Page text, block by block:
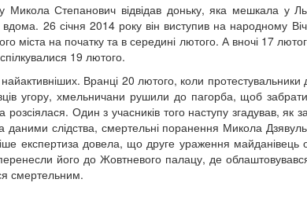
Степанович відвідав доньку, яка мешкала у
вдома. 26 січня 2014 року він виступив на народному
міста на початку та в середині лютого. А вночі 17
19 лютого.
Вранці 20 лютого, коли протестувальники
угору, хмельничани рушили до пагорба, щоб
розсіялася. Один з учасників того наступу згадував, як
слідства, смертельні поранення Микола
експертиза довела, що друге ураження
його до Жовтневого палацу, де
смертельним.